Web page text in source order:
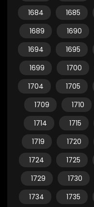
1684
1685
1689
1690
1694
1695
1699
1700
1704
1705
1709
1710
1714
1715
1719
1720
1724
1725
1729
1730
1734
1735